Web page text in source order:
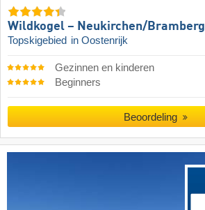
Wildkogel – Neukirchen/​Bramberg
Topskigebied in Oostenrijk
Gezinnen en kinderen
Beginners
Beoordeling